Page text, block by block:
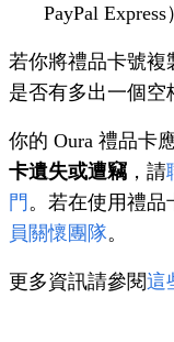
PayPal
若你將禮品卡號
是否有多出一個空
你的 Oura 禮品卡
卡遺失或遭竊 ，請
門 。若在使用禮
員關懷團隊。
更多資訊請參閱這